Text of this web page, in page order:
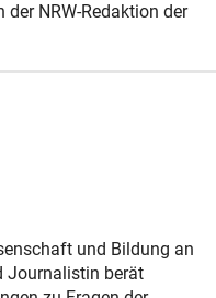
NRW-Redaktion der
und Bildung an
Journalistin berät